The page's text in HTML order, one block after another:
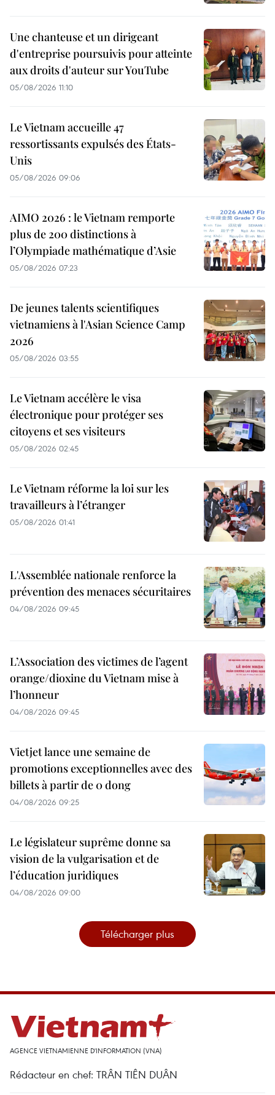
Une chanteuse et un dirigeant
d'entreprise poursuivis pour atteinte
aux droits d'auteur sur YouTube
05/08/2026 11:10
Le Vietnam accueille 47
ressortissants expulsés des États-
Unis
05/08/2026 09:06
AIMO 2026 : le Vietnam remporte
plus de 200 distinctions à
l’Olympiade mathématique d’Asie
05/08/2026 07:23
De jeunes talents scientifiques
vietnamiens à l'Asian Science Camp
2026
05/08/2026 03:55
Le Vietnam accélère le visa
électronique pour protéger ses
citoyens et ses visiteurs
05/08/2026 02:45
Le Vietnam réforme la loi sur les
travailleurs à l’étranger
05/08/2026 01:41
L'Assemblée nationale renforce la
prévention des menaces sécuritaires
04/08/2026 09:45
L’Association des victimes de l’agent
orange/dioxine du Vietnam mise à
l’honneur
04/08/2026 09:45
Vietjet lance une semaine de
promotions exceptionnelles avec des
billets à partir de 0 dong
04/08/2026 09:25
Le législateur suprême donne sa
vision de la vulgarisation et de
l’éducation juridiques
04/08/2026 09:00
Télécharger plus
AGENCE VIETNAMIENNE D'INFORMATION (VNA)
Rédacteur en chef: TRÂN TIÊN DUÂN